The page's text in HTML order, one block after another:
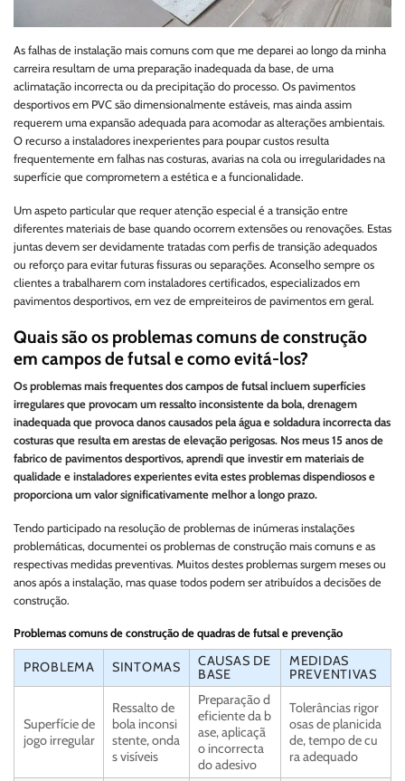
As falhas de instalação mais comuns com que me deparei ao longo da minha
carreira resultam de uma preparação inadequada da base, de uma
aclimatação incorrecta ou da precipitação do processo. Os pavimentos
desportivos em PVC são dimensionalmente estáveis, mas ainda assim
requerem uma expansão adequada para acomodar as alterações ambientais.
O recurso a instaladores inexperientes para poupar custos resulta
frequentemente em falhas nas costuras, avarias na cola ou irregularidades na
superfície que comprometem a estética e a funcionalidade.
Um aspeto particular que requer atenção especial é a transição entre
diferentes materiais de base quando ocorrem extensões ou renovações. Estas
juntas devem ser devidamente tratadas com perfis de transição adequados
ou reforço para evitar futuras fissuras ou separações. Aconselho sempre os
clientes a trabalharem com instaladores certificados, especializados em
pavimentos desportivos, em vez de empreiteiros de pavimentos em geral.
Quais são os problemas comuns de construção
em campos de futsal e como evitá-los?
Os problemas mais frequentes dos campos de futsal incluem superfícies
irregulares que provocam um ressalto inconsistente da bola, drenagem
inadequada que provoca danos causados pela água e soldadura incorrecta das
costuras que resulta em arestas de elevação perigosas. Nos meus 15 anos de
fabrico de pavimentos desportivos, aprendi que investir em materiais de
qualidade e instaladores experientes evita estes problemas dispendiosos e
proporciona um valor significativamente melhor a longo prazo.
Tendo participado na resolução de problemas de inúmeras instalações
problemáticas, documentei os problemas de construção mais comuns e as
respectivas medidas preventivas. Muitos destes problemas surgem meses ou
anos após a instalação, mas quase todos podem ser atribuídos a decisões de
construção.
Problemas comuns de construção de quadras de futsal e prevenção
PROBLEMA SINTOMAS
CAUSAS DE
BASE
MEDIDAS
PREVENTIVAS
Superfície de
jogo irregular
Ressalto de
bola inconsi
stente, onda
s visíveis
Preparação d
eficiente da b
ase, aplicaçã
o incorrecta
do adesivo
Tolerâncias rigor
osas de planicida
de, tempo de cu
ra adequado